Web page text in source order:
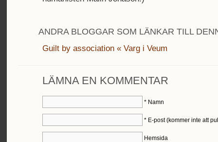
ANDRA BLOGGAR SOM LÄNKAR TILL
Guilt by association « Varg i Veum
LÄMNA EN KOMMENTAR
*Namn
*E-post (kommer inte att
Hemsida